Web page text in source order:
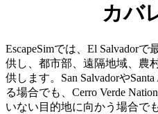
カバ
EscapeSimでは、El Salvador
供し、都市部、遠隔地域、農
供します。San Salvadorや
る場合でも、Cerro Verde
いない目的地に向かう場合で